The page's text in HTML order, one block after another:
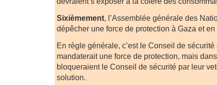
Sixièmement, l’Assemblée générale des
dépêcher une force de protection à Gaza et
En règle générale, c’est le Conseil de sécurité
mandaterait une force de protection, mais
bloqueraient le Conseil de sécurité par leur
solution.